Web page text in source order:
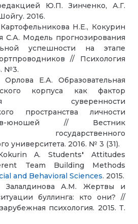
Ю.П. Зинченко, А.Г.
2016.
Н.Е., Кокурин
С.А. Модель прогнозирования
успешности на этапе
// Психология
№3.
Е.А. Образовательная
корпуса как фактор
суверенности
пространства личности
юношей // Вестник
государственного
университета. 2016. № 3 (31).
A. Students'Attitudes
Team Building Methods
and Behavioral Sciences. 2015.
Залалдинова А.М. Жертвы и
буллинга: кто они? //
психология. 2015. Т.